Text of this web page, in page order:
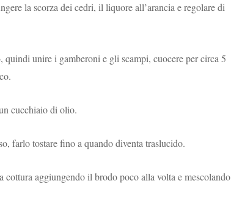
la scorza dei cedri, il liquore all’arancia e regolare di
unire i gamberoni e gli scampi, cuocere per circa 5
cucchiaio di olio.
farlo tostare fino a quando diventa traslucido.
aggiungendo il brodo poco alla volta e mescolando